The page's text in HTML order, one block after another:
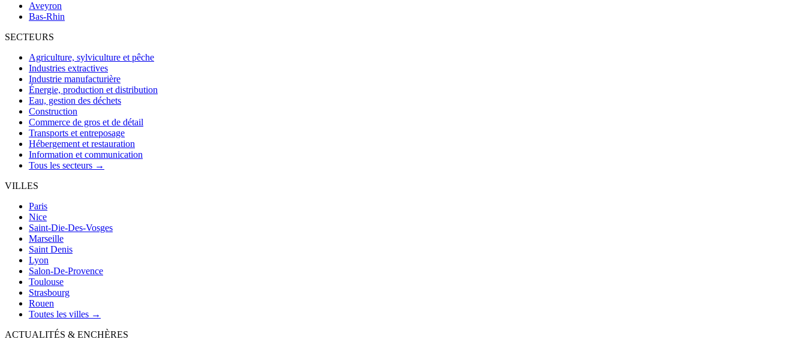
Aveyron
Bas-Rhin
SECTEURS
Agriculture, sylviculture et pêche
Industries extractives
Industrie manufacturière
Énergie, production et distribution
Eau, gestion des déchets
Construction
Commerce de gros et de détail
Transports et entreposage
Hébergement et restauration
Information et communication
Tous les secteurs →
VILLES
Paris
Nice
Saint-Die-Des-Vosges
Marseille
Saint Denis
Lyon
Salon-De-Provence
Toulouse
Strasbourg
Rouen
Toutes les villes →
ACTUALITÉS & ENCHÈRES